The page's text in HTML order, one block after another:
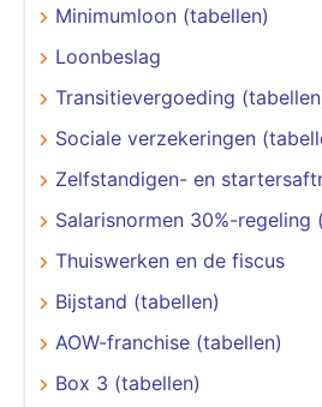
Minimumloon (tabellen)
Loonbeslag
Transitievergoeding
Sociale verzekeringen
Zelfstandigen- en
Salarisnormen 30%-regeling
Thuiswerken en de fiscus
Bijstand (tabellen)
AOW-franchise (tabellen)
Box 3 (tabellen)